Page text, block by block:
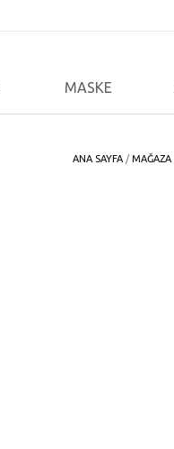
MASKE
ANA SAYFA /MAĞAZA